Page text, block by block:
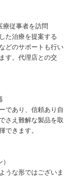
療従事者を訪問
た治療を提案する
どのサポートも行い
す。代理店との交
であり、信頼あり自
さえ難解な製品を取
できます。
うな形ではございま